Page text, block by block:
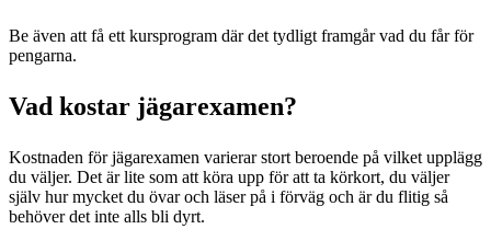
Be även att få ett kursprogram där det tydligt framgår vad du får för
pengarna.
Vad kostar jägarexamen?
Kostnaden för jägarexamen varierar stort beroende på vilket upplägg
du väljer. Det är lite som att köra upp för att ta körkort, du väljer
själv hur mycket du övar och läser på i förväg och är du flitig så
behöver det inte alls bli dyrt.